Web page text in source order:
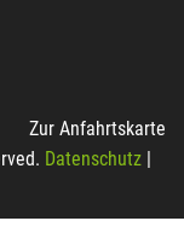
Zur Anfahrtskarte
Datenschutz |